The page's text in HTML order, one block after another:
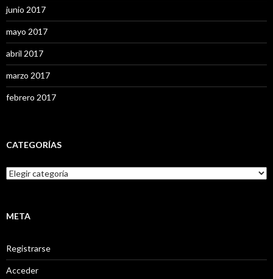
junio 2017
mayo 2017
abril 2017
marzo 2017
febrero 2017
CATEGORÍAS
C
a
g
í
a
s
META
Registrarse
Acceder